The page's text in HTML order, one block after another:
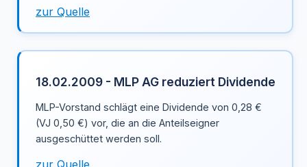
zur Quelle
18.02.2009 - MLP AG reduziert Dividende
MLP-Vorstand schlägt eine Dividende von 0,28 €
(VJ 0,50 €) vor, die an die Anteilseigner
ausgeschüttet werden soll.
zur Quelle